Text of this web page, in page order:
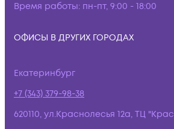
Время работы: пн-пт, 9:00 - 18:00
ОФИСЫ В ДРУГИХ ГОРОДАХ
Екатеринбург
+7 (343) 379-98-38
620110, ул.Краснолесья 12а, ТЦ